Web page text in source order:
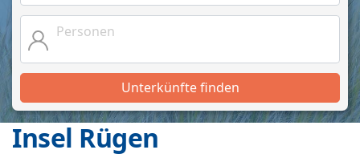
Personen
Unterkünfte finden
Insel Rügen